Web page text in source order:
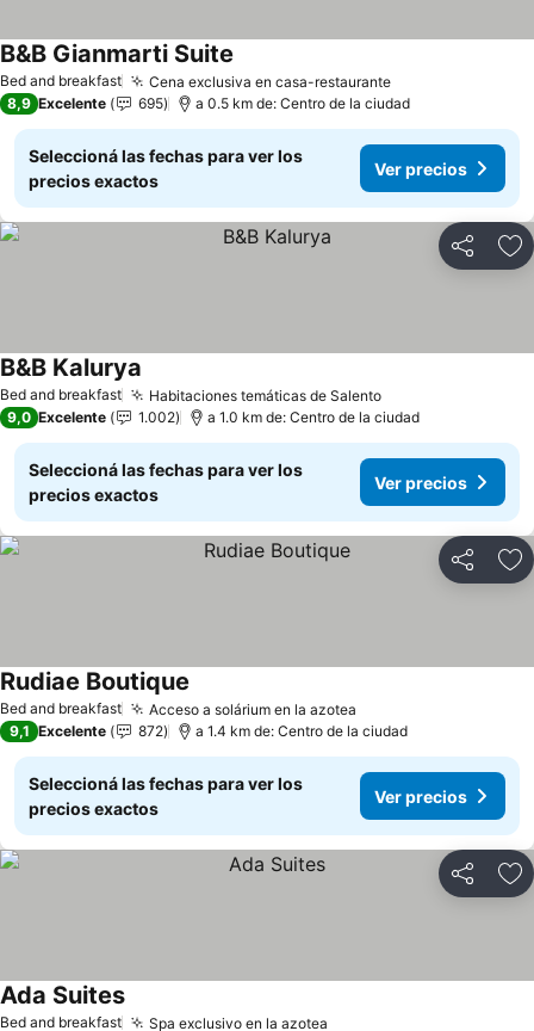
Bed and breakfast Cena exclusiva en casa-restauranteVer precios
B&B Gianmarti Suite
8,9 Excelente 695 a 0.5 km de: Centro de la ciudad
Seleccioná las fechas para ver los
precios exactos
Ver precios
Compartir
Bed and breakfast Habitaciones temáticas de SalentoVer precios
B&B Kalurya
9,0 Excelente 1.002 a 1.0 km de: Centro de la ciudad
Seleccioná las fechas para ver los
precios exactos
Ver precios
Compartir
Bed and breakfast Acceso a solárium en la azotea
Rudiae Boutique
9,1 Excelente 872 a 1.4 km de: Centro de la ciudad
Seleccioná las fechas para ver los
precios exactos
Ver precios
Compartir
Bed and breakfast Spa exclusivo en la azotea
Ada SuitesVer precios